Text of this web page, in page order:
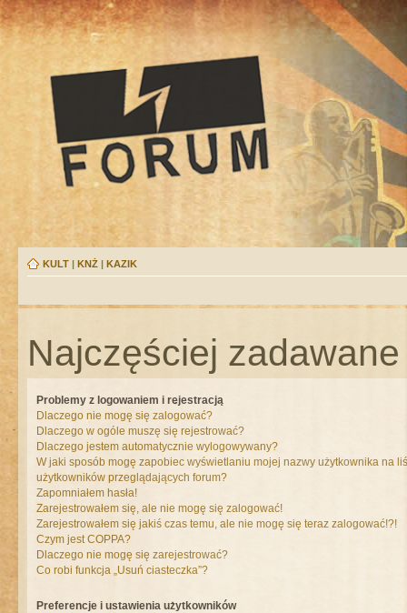
KULT | KNŻ | KAZIK
Najczęściej
Problemy z logowaniem i rejestracją
Dlaczego nie mogę się zalogować?
Dlaczego w ogóle muszę się rejestrować?
Dlaczego jestem automatycznie wylogowywany?
W jaki sposób mogę zapobiec wyświetlaniu mojej nazwy użytkownika na
użytkowników przeglądających forum?
Zapomniałem hasła!
Zarejestrowałem się, ale nie mogę się zalogować!
Zarejestrowałem się jakiś czas temu, ale nie mogę się teraz zalogować!?!
Czym jest COPPA?
Dlaczego nie mogę się zarejestrować?
Co robi funkcja „Usuń ciasteczka”?
Preferencje i ustawienia użytkowników